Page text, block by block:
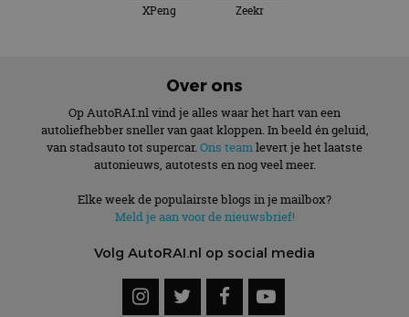
XPeng Zeekr
Over ons
Op AutoRAI.nl vind je alles waar het hart van een
autoliefhebber sneller van gaat kloppen. In beeld én geluid,
van stadsauto tot supercar. Ons teamlevert je het laatste
autonieuws, autotests en nog veel meer.
Elke week de populairste blogs in je mailbox?
Meld je aan voor de nieuwsbrief!
Volg AutoRAI.nl op social media